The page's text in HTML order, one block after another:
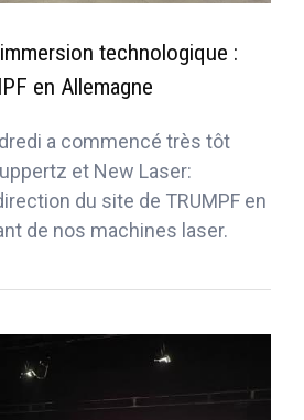
technologique :
en Allemagne
a commencé très tôt
et New Laser:
du site de TRUMPF en
de nos machines laser.